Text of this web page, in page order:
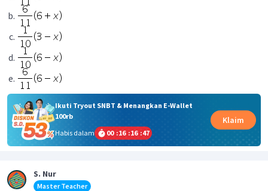
Ikuti Tryout SNBT & Menangkan E-Wallet
100rb
Habis dalam
00 :16 :16 :47
Klaim
S. Nur
Master Teacher